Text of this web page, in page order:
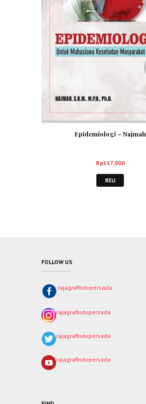
Epidemiologi – Najmah
Rp117,000
BELI
FOLLOW US
rajagrafindopersada
rajagrafindopersada
rajagrafindopersada
rajagrafindopersada